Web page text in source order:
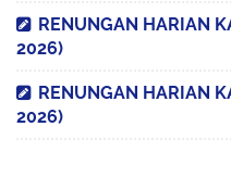
RENUNGAN HARIAN
2026)
RENUNGAN HARIAN
2026)